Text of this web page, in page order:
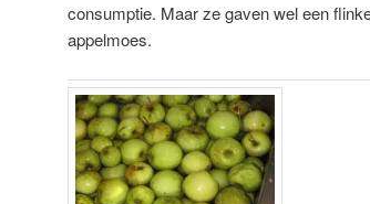
consumptie. Maar ze gaven wel een
appelmoes.